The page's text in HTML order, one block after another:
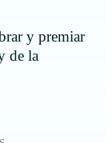
y premiar
de la